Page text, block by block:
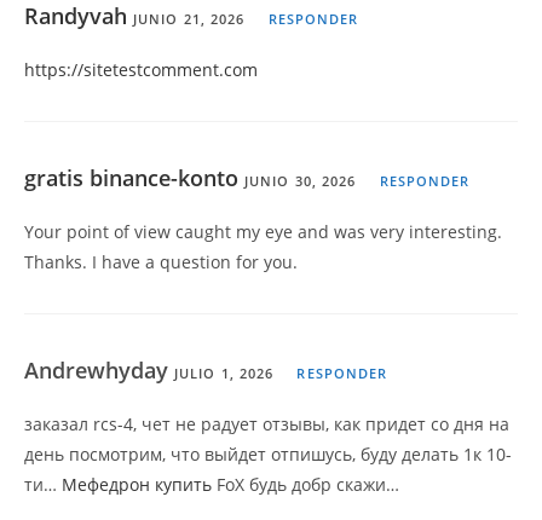
Randyvah JUNIO 21, 2026 RESPONDER
https://sitetestcomment.com
gratis binance-konto JUNIO 30, 2026 RESPONDER
Your point of view caught my eye and was very interesting.
Thanks. I have a question for you.
Andrewhyday JULIO 1, 2026 RESPONDER
заказал rcs-4, чет не радует отзывы, как придет со дня на
день посмотрим, что выйдет отпишусь, буду делать 1к 10-
ти… Мефедрон купить FoX будь добр скажи…